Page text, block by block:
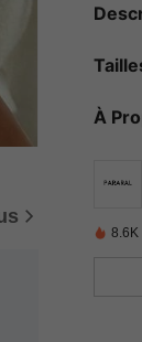
À
8.6K